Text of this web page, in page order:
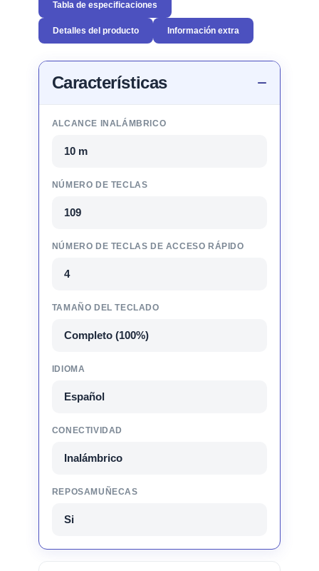
Tabla de especificaciones
Detalles del producto Información extra
Características
ALCANCE INALÁMBRICO
10 m
NÚMERO DE TECLAS
109
NÚMERO DE TECLAS DE ACCESO RÁPIDO
4
TAMAÑO DEL TECLADO
Completo (100%)
IDIOMA
Español
CONECTIVIDAD
Inalámbrico
REPOSAMUÑECAS
Si